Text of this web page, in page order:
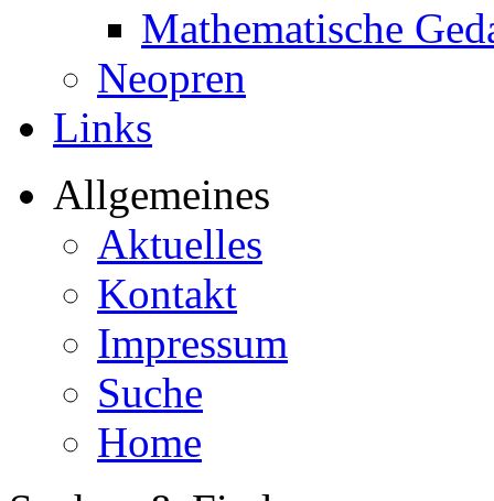
Mathematische
Neopren
Links
Allgemeines
Aktuelles
Kontakt
Impressum
Suche
Home